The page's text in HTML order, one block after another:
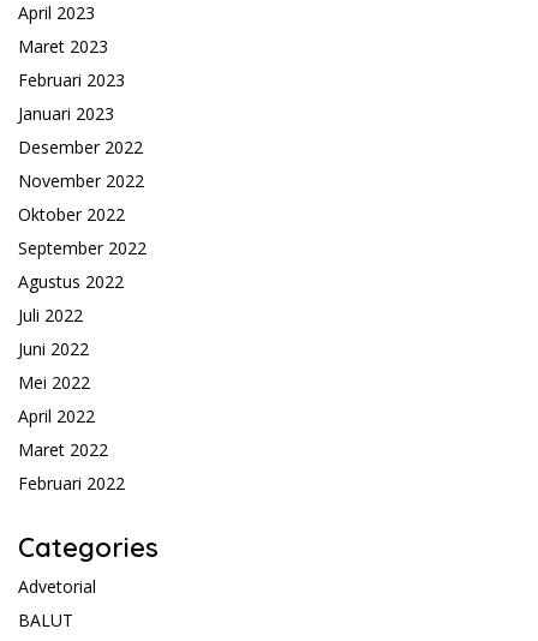
April 2023
Maret 2023
Februari 2023
Januari 2023
Desember 2022
November 2022
Oktober 2022
September 2022
Agustus 2022
Juli 2022
Juni 2022
Mei 2022
April 2022
Maret 2022
Februari 2022
Categories
Advetorial
BALUT